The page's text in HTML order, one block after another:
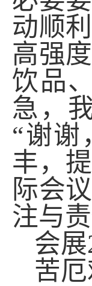
动顺
高强
饮品
急，
“谢谢
丰，
际会
注与
会展
苦